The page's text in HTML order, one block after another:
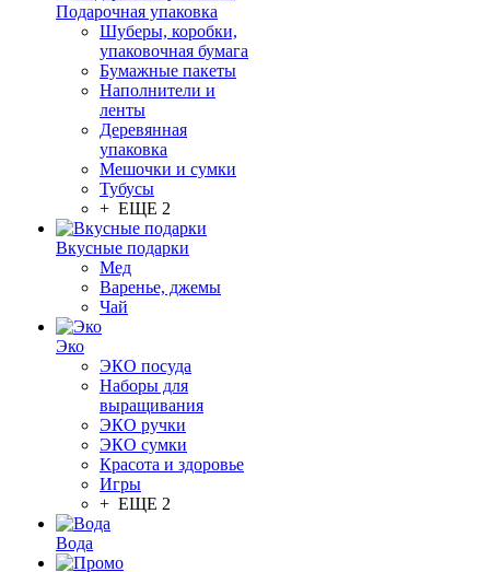
Подарочная упаковка
Шуберы, коробки,
упаковочная бумага
Бумажные пакеты
Наполнители и
ленты
Деревянная
упаковка
Мешочки и сумки
Тубусы
+ ЕЩЕ 2
Вкусные подарки
Мед
Варенье, джемы
Чай
Эко
ЭКО посуда
Наборы для
выращивания
ЭКО ручки
ЭКО сумки
Красота и здоровье
Игры
+ ЕЩЕ 2
Вода